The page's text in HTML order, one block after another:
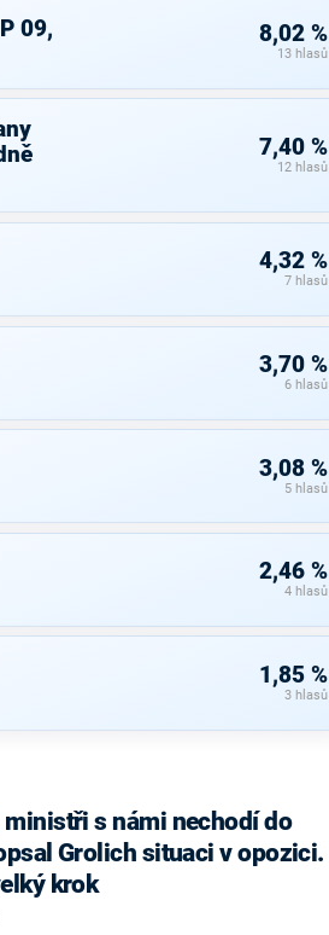
09,
8,02 %
13 hlasů
7,40 %
12 hlasů
4,32 %
7 hlasů
3,70 %
6 hlasů
3,08 %
5 hlasů
2,46 %
4 hlasů
1,85 %
3 hlasů
ministři s námi nechodí do
Grolich situaci v opozici.
krok